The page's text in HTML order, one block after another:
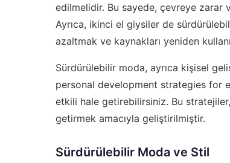
edilmelidir. Bu sayede, çevreye zarar
Ayrıca, ikinci el giysiler de
azaltmak ve kaynakları yeniden
Sürdürülebilir moda, ayrıca kişisel
personal development strategies for
etkili hale getirebilirsiniz. Bu
getirmek amacıyla geliştirilmiştir.
Sürdürülebilir Moda ve Stil